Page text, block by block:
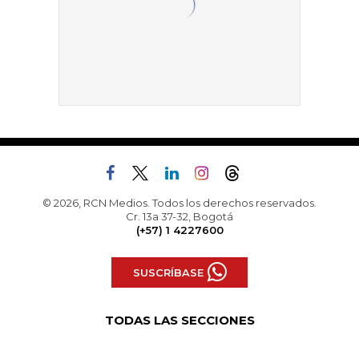
© 2026, RCN Medios. Todos los derechos reservados.
Cr. 13a 37-32, Bogotá
(+57) 1 4227600
SUSCRÍBASE
TODAS LAS SECCIONES